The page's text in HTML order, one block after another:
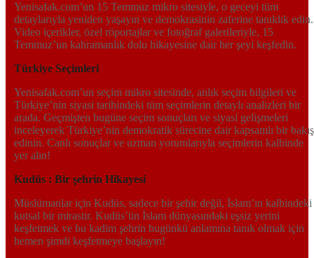
Yenisafak.com’un 15 Temmuz mikro sitesiyle, o geceyi tüm
detaylarıyla yeniden yaşayın ve demokrasinin zaferine tanıklık edin.
Video içerikler, özel röportajlar ve fotoğraf galerileriyle, 15
Temmuz’un kahramanlık dolu hikayesine dair her şeyi keşfedin.
Türkiye Seçimleri
Yenisafak.com’un seçim mikro sitesinde, anlık seçim bilgileri ve
Türkiye’nin siyasi tarihindeki tüm seçimlerin detaylı analizleri bir
arada. Geçmişten bugüne seçim sonuçları ve siyasi gelişmeleri
inceleyerek Türkiye’nin demokratik sürecine dair kapsamlı bir bakış
edinin. Canlı sonuçlar ve uzman yorumlarıyla seçimlerin kalbinde
yer alın!
Kudüs : Bir şehrin Hikayesi
Müslümanlar için Kudüs, sadece bir şehir değil, İslam’ın kalbindeki
kutsal bir mirastır. Kudüs’ün İslam dünyasındaki eşsiz yerini
keşfetmek ve bu kadim şehrin bugünkü anlamına tanık olmak için
hemen şimdi keşfetmeye başlayın!